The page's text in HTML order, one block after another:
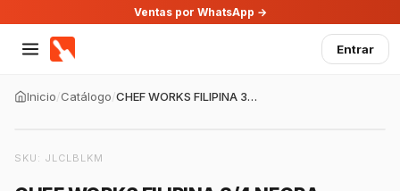
Ventas por WhatsApp →
Entrar
Inicio/Catálogo/ CHEF WORKS FILIPINA 3/4 NEGRA MEDIUM
SKU: JLCLBLKM